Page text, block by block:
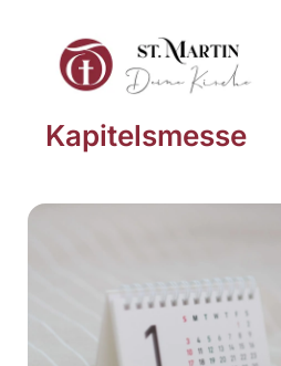
Kapitelsmesse